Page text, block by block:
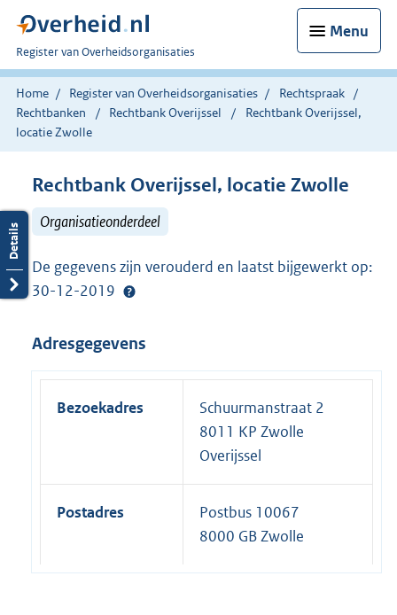
Menu
U
bent
nu
hier:
Register van Overheidsorganisaties
Home Register van Overheidsorganisaties
Rechtspraak
Rechtbanken
Rechtbank Overijssel
Rechtbank Overijssel,
locatie Zwolle
Rechtbank Overijssel, locatie Zwolle
Organisatieonderdeel
De gegevens zijn verouderd en laatst bijgewerkt op:
30-12-2019
Adresgegevens
Bezoekadres
Schuurmanstraat 2
8011 KP Zwolle
Overijssel
Postadres
Postbus 10067
8000 GB Zwolle